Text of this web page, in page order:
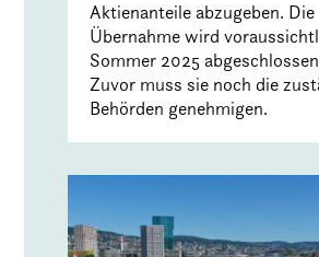
Aktienanteile abzugeben. Die
Übernahme wird
Sommer 2025
Zuvor muss sie noch die
Behörden genehmigen.